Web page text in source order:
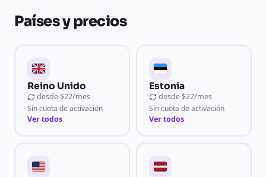
Países y precios
Reino Unido
desde $22/mes
Sin cuota de activación
Ver todos
Estonia
desde $22/mes
Sin cuota de activación
Ver todos